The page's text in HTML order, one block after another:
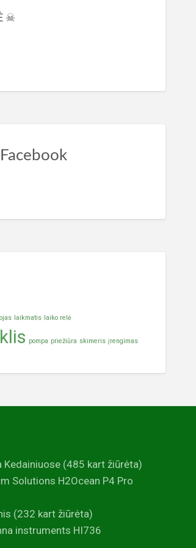
laikmatis laiko relė
pompa priežiūra skimeris įrengimas
Kedainiuose (485 kart žiūrėta)
Solutions H2Ocean P4 Pro
(232 kart žiūrėta)
instruments HI736